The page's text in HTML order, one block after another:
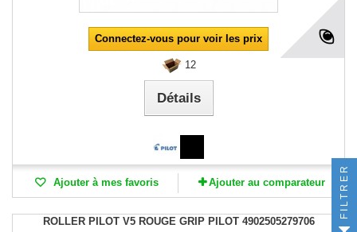
Connectez-vous pour voir les prix
12
Détails
Ajouter à mes favoris Ajouter au comparateur
ROLLER PILOT V5 ROUGE GRIP PILOT 4902505279706
FILTRER